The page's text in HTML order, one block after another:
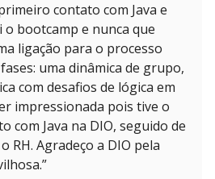
contato com Java e
bootcamp e nunca que
ligação para o processo
uma dinâmica de grupo,
com desafios de lógica em
impressionada pois tive o
com Java na DIO, seguido de
RH. Agradeço a DIO pela